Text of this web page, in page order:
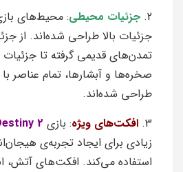
2. جزئیات محیطی: محیط‌های
جزئیات بالا طراحی شده‌اند. از
تمدن‌های قدیمی گرفته تا جزئیات
صخره‌ها و آبشارها، تمام عناصر
طراحی شده‌اند.
3. افکت‌های ویژه: بازی 2
زیادی برای ایجاد تجربه‌ی
استفاده می‌کند. افکت‌های آتش،